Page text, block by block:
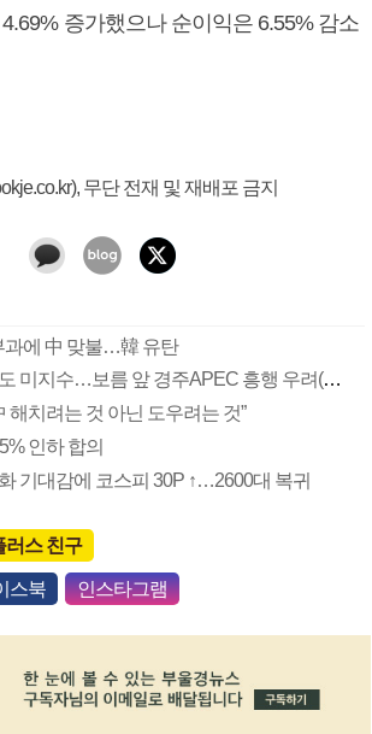
증가했으나 순이익은 6.55% 감소
무단 전재 및 재배포 금지
과에 中 맞불…韓 유탄
트럼프 방한 일정도 미지수…보름 앞 경주APEC 흥행 우려(종합)
해치려는 것 아닌 도우려는 것”
인하 합의
기대감에 코스피 30P ↑…2600대 복귀
러스 친구
스북 인스타그램